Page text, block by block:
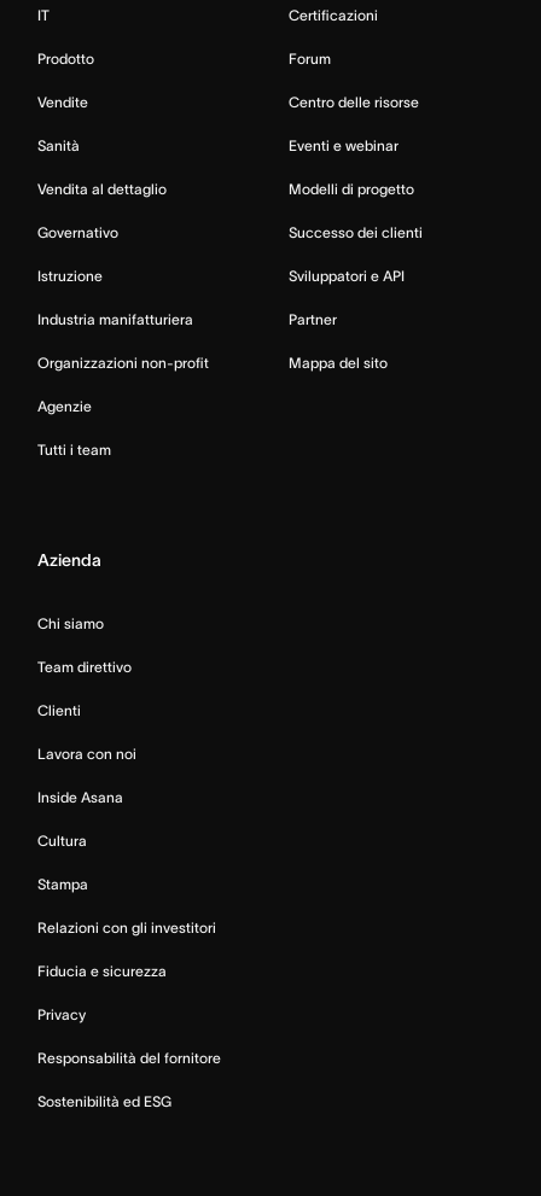
IT
Prodotto
Vendite
Sanità
Vendita al dettaglio
Governativo
Istruzione
Industria manifatturiera
Organizzazioni non-profit
Agenzie
Tutti i team
Certificazioni
Forum
Centro delle risorse
Eventi e webinar
Modelli di progetto
Successo dei clienti
Sviluppatori e API
Partner
Mappa del sito
Azienda
Chi siamo
Team direttivo
Clienti
Lavora con noi
Inside Asana
Cultura
Stampa
Relazioni con gli investitori
Fiducia e sicurezza
Privacy
Responsabilità del fornitore
Sostenibilità ed ESG